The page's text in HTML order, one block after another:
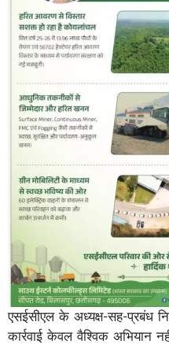
एसईसीएल के अध्यक्ष-सह-प्रबंध
कार्रवाई केवल वैश्विक अभियान